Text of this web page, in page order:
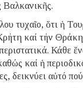
Βαλκανικῆς.
τυχαῖο, ὅτι ἡ
καί τήν
Κάθε
καί ἡ
δεικνύει αὐτό